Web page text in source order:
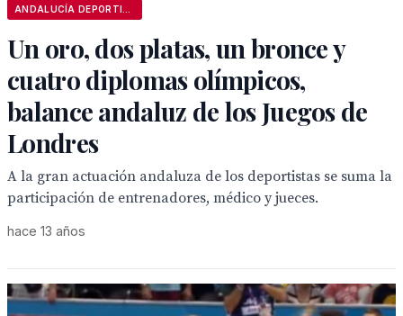
Un oro, dos platas, un bronce y
cuatro diplomas olímpicos,
balance andaluz de los Juegos de
Londres
A la gran actuación andaluza de los deportistas se suma la
participación de entrenadores, médico y jueces.
hace 13 años